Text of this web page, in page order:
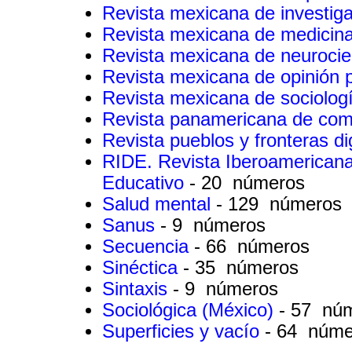
Revista mexicana de
Revista mexicana de
Revista mexicana de
Revista mexicana de opinión
Revista mexicana de
Revista panamericana de
Revista pueblos y fronteras
RIDE. Revista
Educativo - 20 números
Salud mental - 129 números
Sanus - 9 números
Secuencia - 66 números
Sinéctica - 35 números
Sintaxis - 9 números
Sociológica (México) - 57
Superficies y vacío - 64